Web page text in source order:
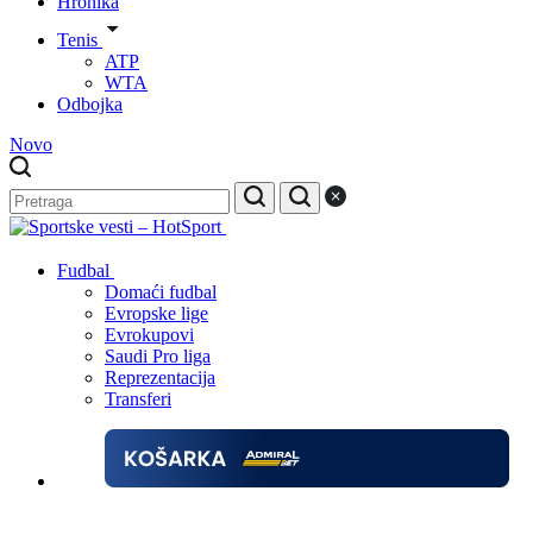
Tenis
ATP
WTA
Odbojka
Novo
Fudbal
Domaći fudbal
Evropske lige
Evrokupovi
Saudi Pro liga
Reprezentacija
Transferi